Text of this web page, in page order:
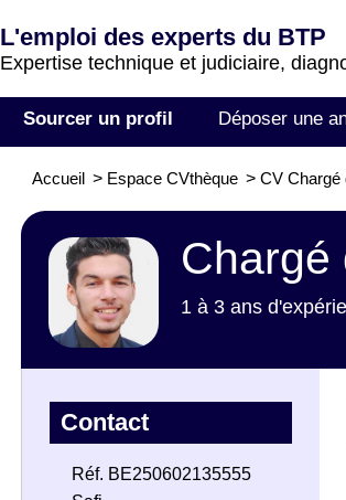
L'emploi des experts du BTP
Expertise technique et judiciaire,
Sourcer un profil Déposer une
Accueil > Espace CVthèque > CV Chargé
Chargé
1 à 3 ans
Contact
Réf. BE250602135555